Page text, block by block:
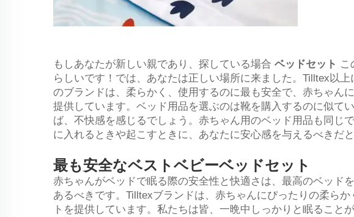
もしあなたが新しい親であり、探している場合 ベッドセット こ
らしいです！では、あなたは正しい場所に来ました。Tilltex以
のブランドは、柔らかく、使用するのに最も安全で、赤ちゃん
提供しています。ベッド用品を選ぶのは靴を購入するのに似て
ば、不快感を感じるでしょう。赤ちゃん用のベッド用品も同じ
に入れるときや起こすときに、あなたに安心感を与えるべきだと
最も安全なベストベビーベッドセット
赤ちゃんがベッドで眠る際の安全性と快適さは、最高のベッド
あるべきです。Tilltexブランドは、赤ちゃんにぴったりの柔ら
トを提供しています。私たちは皆、一晩中しっかりと眠ること